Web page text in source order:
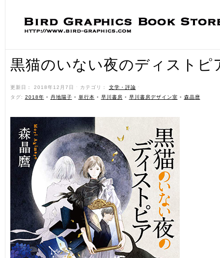
黒猫のいない夜のディストピ
更新日： 2018年12月7日 ˑ カテゴリ： 文学・評論 ˑ
タグ: 2018年 • 丹地陽子 • 単行本 • 早川書房 • 早川書房デザイン室 • 森晶麿